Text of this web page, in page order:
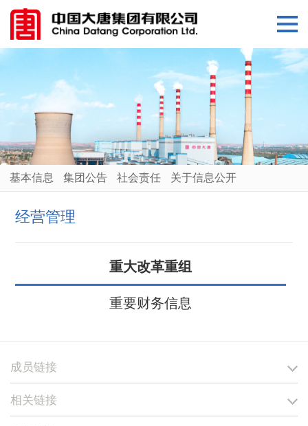
基本信息 集团公告 社会责任 关于信息公开
经营管理
重大改革重组
重要财务信息
成员链接
相关链接